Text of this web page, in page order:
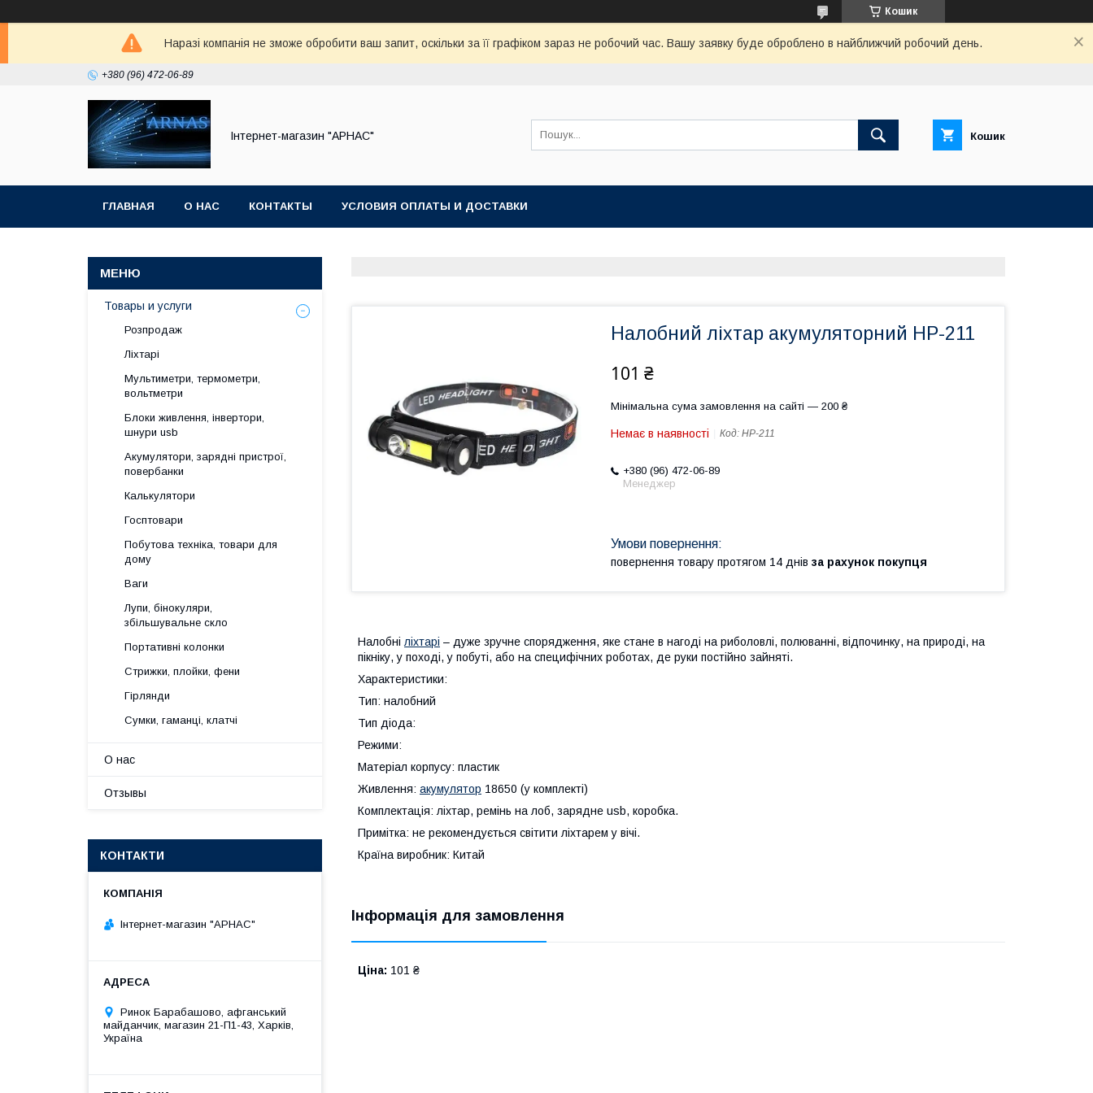
Кошик
Наразі компанія не зможе обробити ваш запит, оскільки за її графіком зараз не робочий час. Вашу заявку буде оброблено в найближчий робочий день.
+380 (96) 472-06-89
Інтернет-магазин "АРНАС" Кошик
ГЛАВНАЯ О НАС КОНТАКТЫ УСЛОВИЯ ОПЛАТЫ И ДОСТАВКИ
Налобний ліхтар акумуляторний HP-211
101 ₴
Мінімальна сума замовлення на сайті — 200 ₴
Немає в наявності Код: HP-211
+380 (96) 472-06-89
Менеджер
повернення товару протягом 14 днів за рахунок покупця
Налобніліхтарі – дуже зручне спорядження, яке стане в нагоді на риболовлі, полюванні, відпочинку, на природі, на
пікніку, у поході, у побуті, або на специфічних роботах, де руки постійно зайняті.
Характеристики:
Тип: налобний
Тип діода:
Режими:
Матеріал корпусу: пластик
Живлення: акумулятор 18650 (у комплекті)
Комплектація: ліхтар, ремінь на лоб, зарядне usb, коробка.
Примітка: не рекомендується світити ліхтарем у вічі.
Країна виробник: Китай
Інформація для замовлення
Ціна: 101 ₴
Товары и услуги
Розпродаж
Ліхтарі
Мультиметри, термометри,
вольтметри
Блоки живлення, інвертори,
шнури usb
Акумулятори, зарядні пристрої,
повербанки
Калькулятори
Госптовари
Побутова техніка, товари для
дому
Ваги
Лупи, бінокуляри,
збільшувальне скло
Портативні колонки
Стрижки, плойки, фени
Гірлянди
Сумки, гаманці, клатчі
О нас
Отзывы
КОНТАКТИ
Інтернет-магазин "АРНАС"
Ринок Барабашово, афганський
майданчик, магазин 21-П1-43, Харків,
Україна